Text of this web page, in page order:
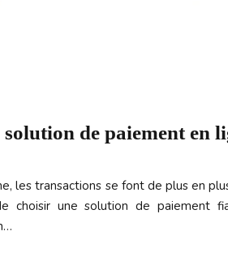
de paiement en
les transactions se font de plus en
choisir une solution de paiement